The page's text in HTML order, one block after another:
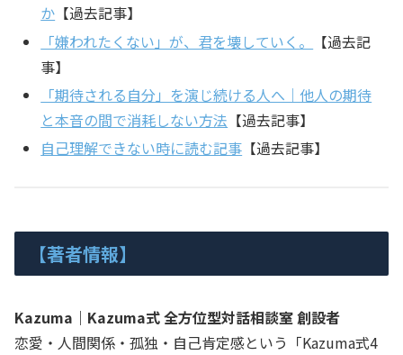
か 【過去記事】
「嫌われたくない」が、君を壊していく。
【過去記
事】
「期待される自分」を演じ続ける人へ｜他人の期待
と本音の間で消耗しない方法 【過去記事】
自己理解できない時に読む記事 【過去記事】
【著者情報】
Kazuma｜Kazuma式 全方位型対話相談室 創設者
恋愛・人間関係・孤独・自己肯定感という「Kazuma式4